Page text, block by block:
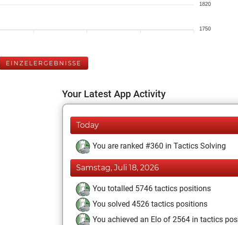
1820
1750
EINZELERGEBNISSE
Your Latest App Activity
Today
You are ranked #360 in Tactics Solving
Samstag, Juli 18, 2026
You totalled 5746 tactics positions
You solved 4526 tactics positions
You achieved an Elo of 2564 in tactics